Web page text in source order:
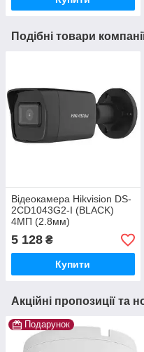
Подібні товари
Відеокамера Hikvision DS-
2CD1043G2-I (BLACK)
4МП (2.8мм)
5 128 ₴
Купити
Акційні пропозиції та
Подарунок